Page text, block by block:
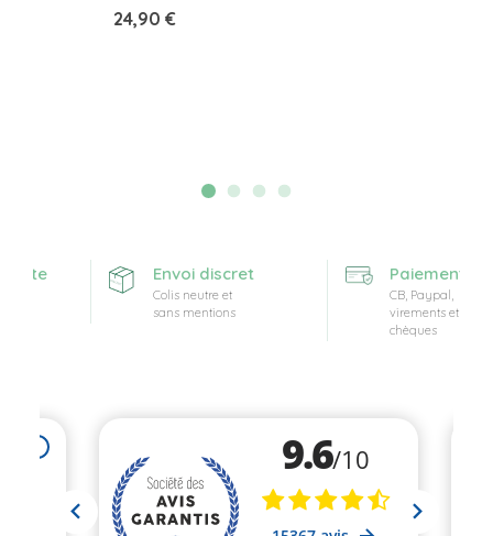
Prix
24,90 €
Envoi discret
Colis neutre et
sans mentions
Paiement
CB, Paypal,
virements et
chèques